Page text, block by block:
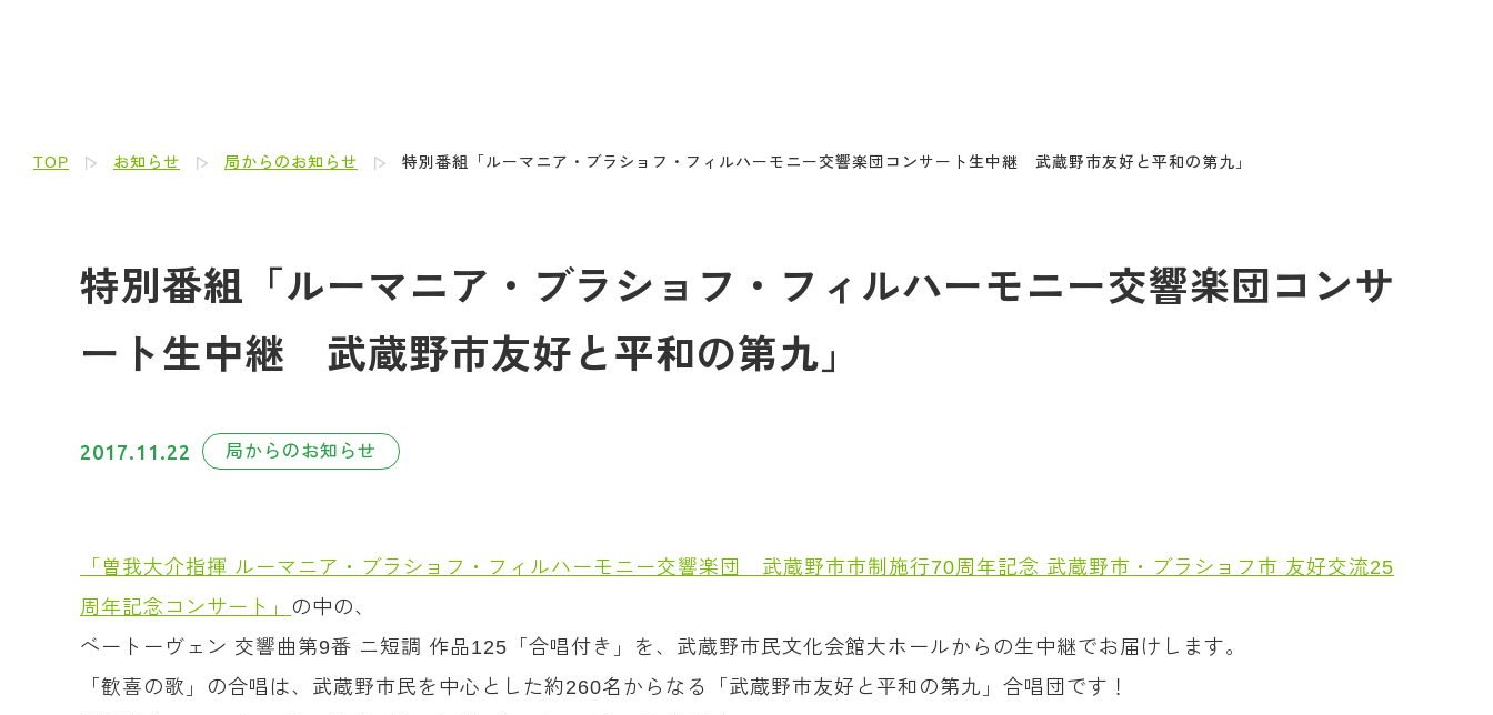
TOP お知らせ 局からのお知らせ 特別番組「ルーマニア・ブラショフ・フィルハーモニー交響楽団コンサート生中継 武蔵野市友好と平和の第九」
特別番組「ルーマニア・ブラショフ・フィルハーモニー交響楽団コンサ
ート生中継 武蔵野市友好と平和の第九」
2017.11.22 局からのお知らせ
「曽我大介指揮 ルーマニア・ブラショフ・フィルハーモニー交響楽団 武蔵野市市制施行70周年記念 武蔵野市・ブラショフ市 友好交流25
周年記念コンサート」 の中の、
ベートーヴェン 交響曲第9番 ニ短調 作品125「合唱付き」を、武蔵野市民文化会館大ホールからの生中継でお届けします。
「歓喜の歌」の合唱は、武蔵野市民を中心とした約260名からなる「武蔵野市友好と平和の第九」合唱団です！